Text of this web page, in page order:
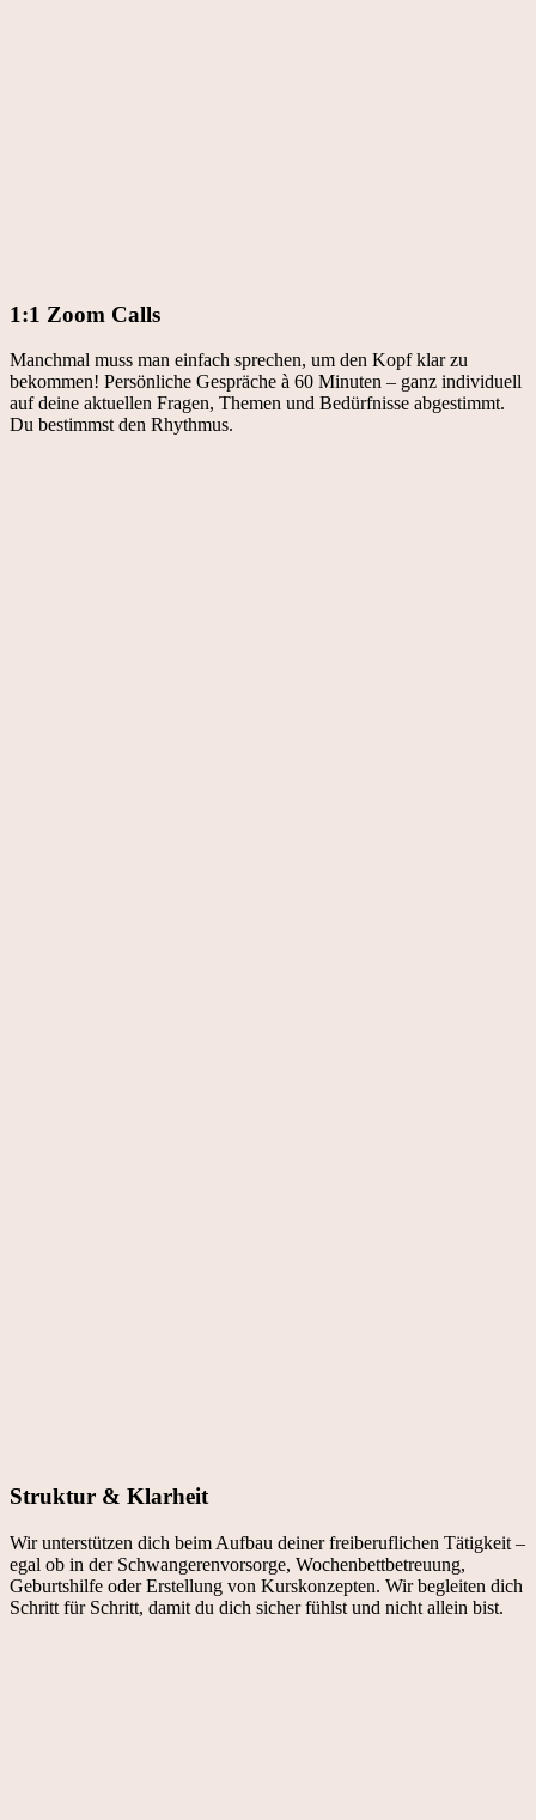
1:1 Zoom Calls
Manchmal muss man einfach sprechen, um den Kopf klar zu
bekommen! Persönliche Gespräche à 60 Minuten – ganz individuell
auf deine aktuellen Fragen, Themen und Bedürfnisse abgestimmt.
Du bestimmst den Rhythmus.
Struktur & Klarheit
Wir unterstützen dich beim Aufbau deiner freiberuflichen Tätigkeit –
egal ob in der Schwangerenvorsorge, Wochenbettbetreuung,
Geburtshilfe oder Erstellung von Kurskonzepten. Wir begleiten dich
Schritt für Schritt, damit du dich sicher fühlst und nicht allein bist.